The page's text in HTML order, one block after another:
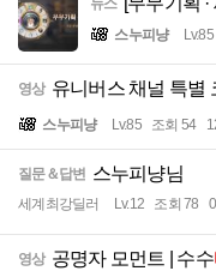
뉴스
스누피냥 Lv.85
영상 유니버스 채널 특별
스누피냥 Lv.85 조회 54
질문＆답변 스누피냥님
세계최강딜러 Lv.12 조회 78
영상 공명자 모먼트 | 수수